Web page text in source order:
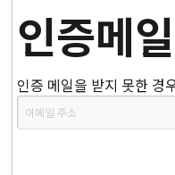
인증메
인증 메일을 받지 못한 경